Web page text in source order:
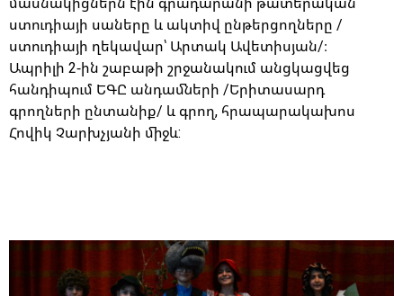
ստուդիայի սաները և ակտիվ ընթերցողները /
ստուդիայի ղեկավար՝ Արտակ Ավետիսյան/։
Ապրիլի 2-ին շաբաթի շրջանակում անցկացվեց
հանդիպում ԵԳԸ անդամների /Երիտասարդ
գրողների ընտանիք/ և գրող, հրապարակախոս
Հովիկ Չարխչյանի միջև: